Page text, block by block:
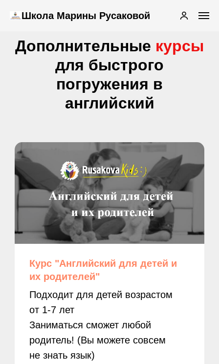
Школа Марины Русаковой
Дополнительные курсы
для быстрого
погружения в
английский
Курс "Английский для детей и
их родителей"
Подходит для детей возрастом
от 1-7 лет
Заниматься сможет любой
родитель! (Вы можете совсем
не знать язык)